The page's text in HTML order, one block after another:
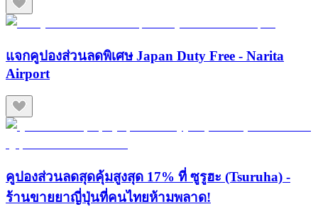
แจกคูปองส่วนลดพิเศษ Japan Duty Free - Narita
Airport
คูปองส่วนลดสุดคุ้มสูงสุด 17% ที่ ซูรูฮะ (Tsuruha) -
ร้านขายยาญี่ปุ่นที่คนไทยห้ามพลาด!